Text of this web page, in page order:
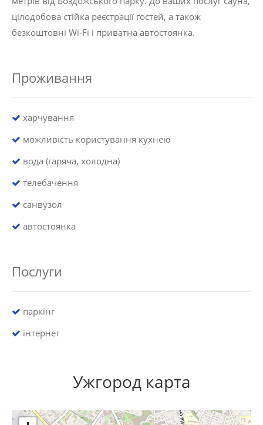
цілодобова стійка реєстрації гостей, а також
безкоштовні Wi-Fi і приватна автостоянка.
Проживання
харчування
можливість користування кухнею
вода (гаряча, холодна)
телебачення
санвузол
автостоянка
Послуги
паркінг
інтернет
Ужгород карта